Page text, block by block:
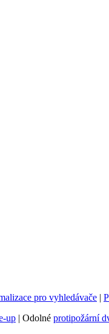
pro vyhledávače
up | Odolné protipožární